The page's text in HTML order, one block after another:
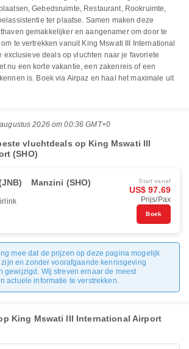
Gebedsruimte, Restaurant, Rookruimte,
ter plaatse. Samen maken deze
gemakkelijker en aangenamer om door te
te vertrekken vanuit King Mswati III International
exclusieve deals op vluchten naar je favoriete
nu een korte vakantie, een zakenreis of een
is. Boek via Airpaz en haal het maximale uit
2026 om 00:36 GMT+0
vluchtdeals op King Mswati III
(SHO)
Manzini (SHO) Start vanaf
US$ 97.69
Prijs/Pax
Boek
mee dat de prijzen op deze pagina mogelijk
en zonder voorafgaande kennisgeving
gewijzigd. Wij streven ernaar de meest
actuele informatie te verstrekken.
King Mswati III International Airport